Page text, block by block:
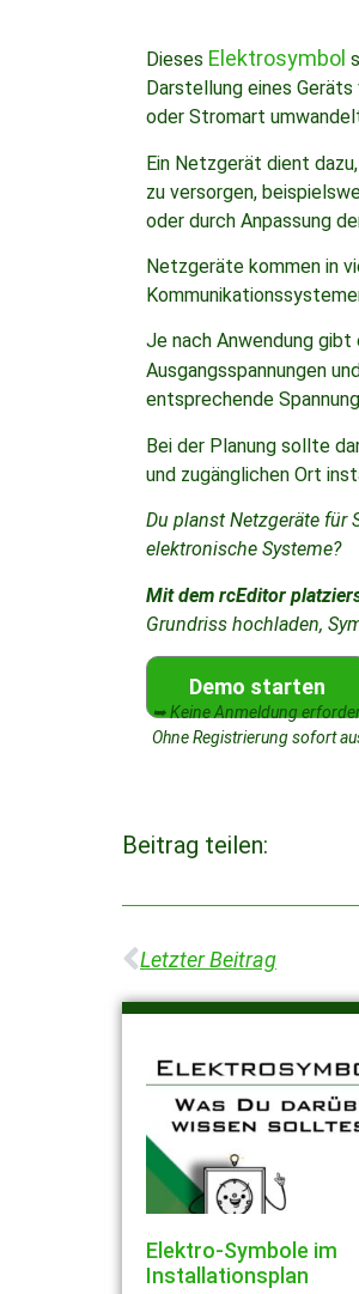
Dieses Elektrosymbol
Darstellung eines
oder Stromart
Ein Netzgerät dient
zu versorgen,
oder durch Anpassung
Netzgeräte kommen in
Je nach Anwendung
Ausgangsspannungen
entsprechende
Bei der Planung sollte
und zugänglichen Ort
Du planst Netzgeräte für
elektronische Systeme?
Mit dem rcEditor
Grundriss hochladen,
Demo starten
➥ Keine Anmeldung
Ohne Registrierung sofort
Beitrag teilen:
Letzter Beitrag
Elektro-Symbole im
Installationsplan